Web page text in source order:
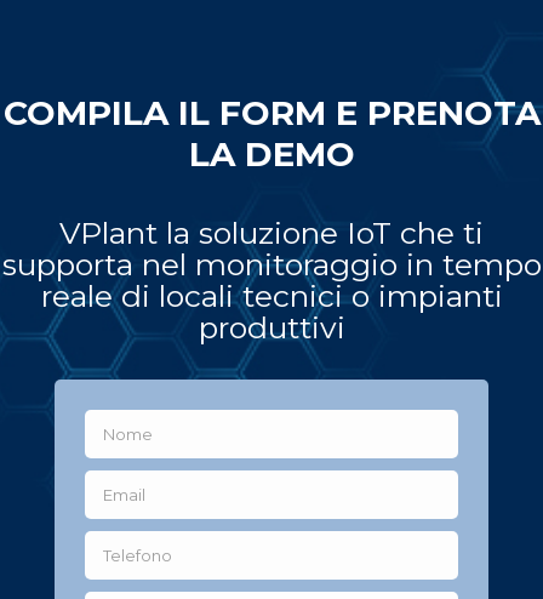
COMPILA IL FORM E PRENOTA
LA DEMO
VPlant la soluzione IoT che ti
supporta nel monitoraggio in tempo
reale di locali tecnici o impianti
produttivi